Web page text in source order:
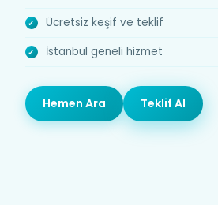
Ücretsiz keşif ve teklif
İstanbul geneli hizmet
Hemen Ara Teklif Al